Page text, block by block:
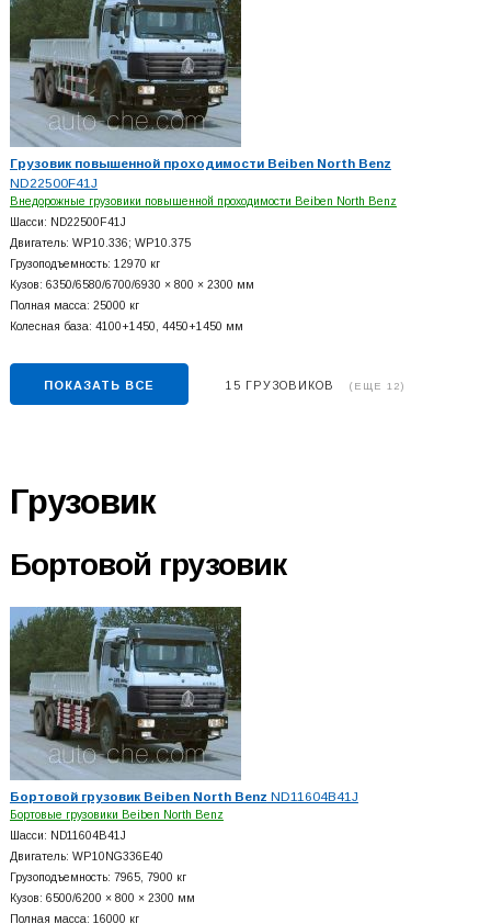
Грузовик повышенной проходимости Beiben North Benz
ND22500F41J
Внедорожные грузовики повышенной проходимости Beiben North Benz
Шасси: ND22500F41J
Двигатель: WP10.336; WP10.375
Грузоподъемность: 12970 кг
Кузов: 6350/6580/6700/6930 × 800 × 2300 мм
Полная масса: 25000 кг
Колесная база: 4100+1450, 4450+1450 мм
ПОКАЗАТЬ ВСЕ 15 ГРУЗОВИКОВ (ЕЩЕ 12)
Грузовик
Бортовой грузовик
Бортовой грузовик Beiben North Benz ND11604B41J
Бортовые грузовики Beiben North Benz
Шасси: ND11604B41J
Двигатель: WP10NG336E40
Грузоподъемность: 7965, 7900 кг
Кузов: 6500/6200 × 800 × 2300 мм
Полная масса: 16000 кг